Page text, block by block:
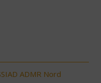
ADMR Nord